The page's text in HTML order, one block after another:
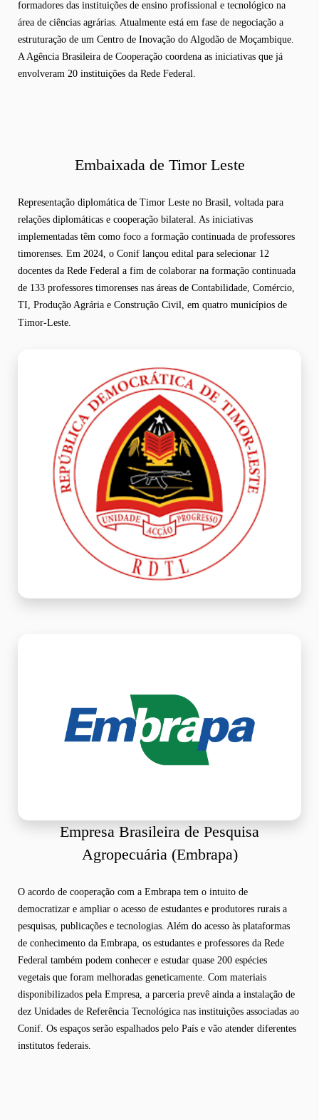
formadores das instituições de ensino profissional e tecnológico na
área de ciências agrárias. Atualmente está em fase de negociação a
estruturação de um Centro de Inovação do Algodão de Moçambique.
A Agência Brasileira de Cooperação coordena as iniciativas que já
envolveram 20 instituições da Rede Federal.
Embaixada de Timor Leste
Representação diplomática de Timor Leste no Brasil, voltada para
relações diplomáticas e cooperação bilateral. As iniciativas
implementadas têm como foco a formação continuada de professores
timorenses. Em 2024, o Conif lançou edital para selecionar 12
docentes da Rede Federal a fim de colaborar na formação continuada
de 133 professores timorenses nas áreas de Contabilidade, Comércio,
TI, Produção Agrária e Construção Civil, em quatro municípios de
Timor-Leste.
Empresa Brasileira de Pesquisa
Agropecuária (Embrapa)
O acordo de cooperação com a Embrapa tem o intuito de
democratizar e ampliar o acesso de estudantes e produtores rurais a
pesquisas, publicações e tecnologias. Além do acesso às plataformas
de conhecimento da Embrapa, os estudantes e professores da Rede
Federal também podem conhecer e estudar quase 200 espécies
vegetais que foram melhoradas geneticamente. Com materiais
disponibilizados pela Empresa, a parceria prevê ainda a instalação de
dez Unidades de Referência Tecnológica nas instituições associadas ao
Conif. Os espaços serão espalhados pelo País e vão atender diferentes
institutos federais.